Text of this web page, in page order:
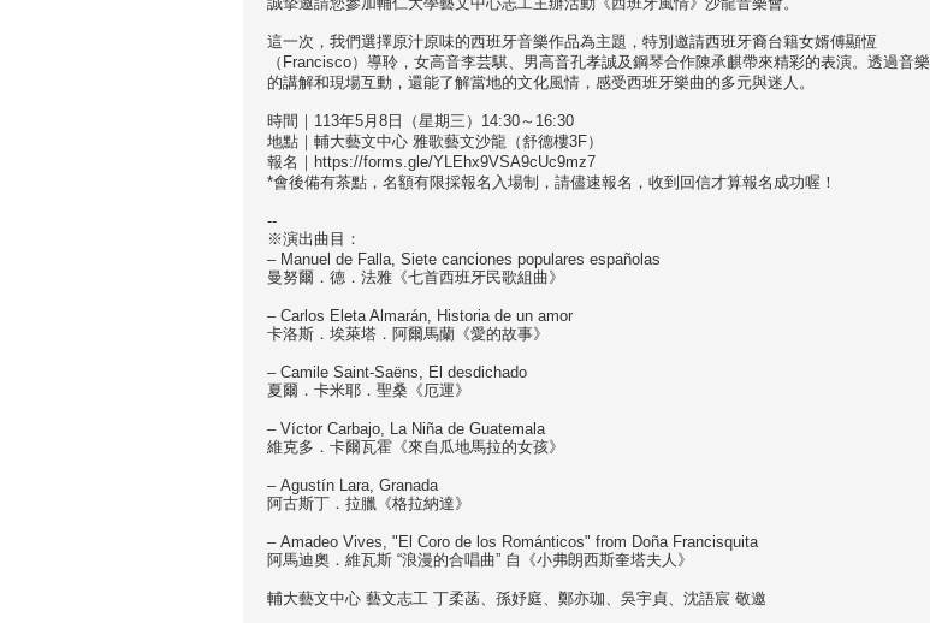
這一次，我們選擇原汁原味的西班牙音樂作品為主題，特別邀請西班牙裔台籍女婿傅顯恆
（Francisco）導聆，女高音李芸騏、男高音孔孝誠及鋼琴合作陳承麒帶來精彩的表演。透過音樂
的講解和現場互動，還能了解當地的文化風情，感受西班牙樂曲的多元與迷人。
時間｜113年5月8日（星期三）14:30～16:30
地點｜輔大藝文中心 雅歌藝文沙龍（舒德樓3F）
報名｜https://forms.gle/YLEhx9VSA9cUc9mz7
*會後備有茶點，名額有限採報名入場制，請儘速報名，收到回信才算報名成功喔！
--
※演出曲目：
– Manuel de Falla, Siete canciones populares españolas
曼努爾．德．法雅《七首西班牙民歌組曲》
– Carlos Eleta Almarán, Historia de un amor
卡洛斯．埃萊塔．阿爾馬蘭《愛的故事》
– Camile Saint-Saëns, El desdichado
夏爾．卡米耶．聖桑《厄運》
– Víctor Carbajo, La Niña de Guatemala
維克多．卡爾瓦霍《來自瓜地馬拉的女孩》
– Agustín Lara, Granada
阿古斯丁．拉臘《格拉納達》
– Amadeo Vives, "El Coro de los Románticos" from Doña Francisquita
阿馬迪奧．維瓦斯 “浪漫的合唱曲” 自《小弗朗西斯奎塔夫人》
輔大藝文中心 藝文志工 丁柔菡、孫妤庭、鄭亦珈、吳宇貞、沈語宸 敬邀